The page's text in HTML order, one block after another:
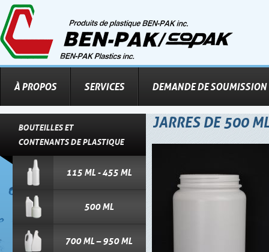
À PROPOS SERVICES DEMANDE DE SOUMISSION
BOUTEILLES ET
CONTENANTS DE PLASTIQUE
115 ML - 455 ML
500 ML
700 ML – 950 ML
JARRES DE 500